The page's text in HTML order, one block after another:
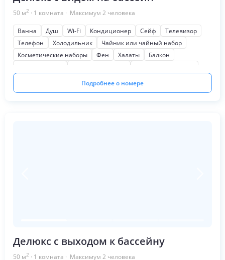
50 м2 · 1 комната · Максимум 2 человека
Ванна Душ Wi-Fi Кондиционер Сейф
Телевизор
Телефон
Холодильник
Чайник или чайный набор
Косметические наборы
Фен Халаты
Балкон
Подробнее о номере
Делюкс с выходом к бассейну
50 м2 · 1 комната · Максимум 2 человека